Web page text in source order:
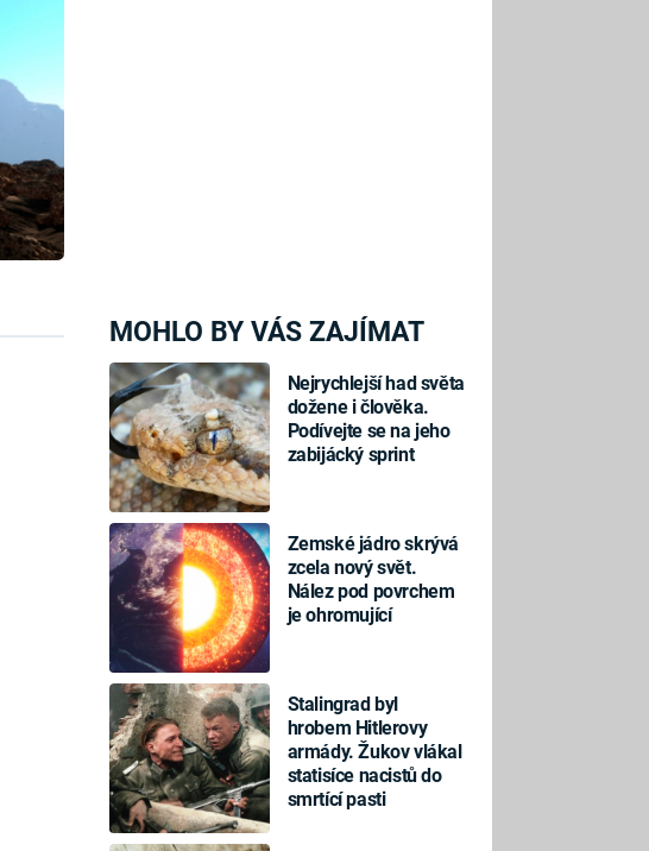
MOHLO BY VÁS ZAJÍMAT
Nejrychlejší had světa
dožene i člověka.
Podívejte se na jeho
zabijácký sprint
Zemské jádro skrývá
zcela nový svět.
Nález pod povrchem
je ohromující
Stalingrad byl
hrobem Hitlerovy
armády. Žukov vlákal
statisíce nacistů do
smrtící pasti